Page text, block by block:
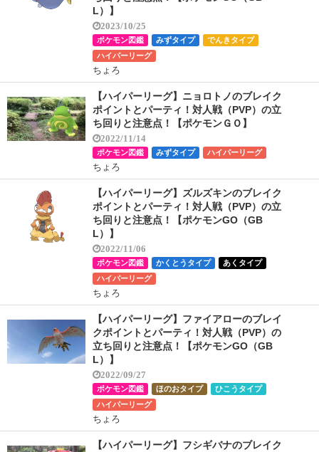
L）】
2023/10/25
ポケモン図鑑 みずタイプ
でんきタイプ
ハイパーリーグ
ちょろ
【ハイパーリーグ】ニョロトノのブレイク
ポイントとパーティ！対人戦（PVP）の立
ち回りと注意点！【ポケモンＧＯ】
2022/11/14
ポケモン図鑑 みずタイプ ハイパーリーグ
ちょろ
【ハイパーリーグ】ズルズキンのブレイク
ポイントとパーティ！対人戦（PVP）の立
ち回りと注意点！【ポケモンGO（GB
L）】
2022/11/06
ポケモン図鑑 かくとうタイプ
あくタイプ
ハイパーリーグ
ちょろ
【ハイパーリーグ】ファイアローのブレイ
クポイントとパーティ！対人戦（PVP）の
立ち回りと注意点！【ポケモンGO（GB
L）】
2022/09/27
ポケモン図鑑 ほのおタイプ
ひこうタイプ
ハイパーリーグ
ちょろ
【ハイパーリーグ】フシギバナのブレイク